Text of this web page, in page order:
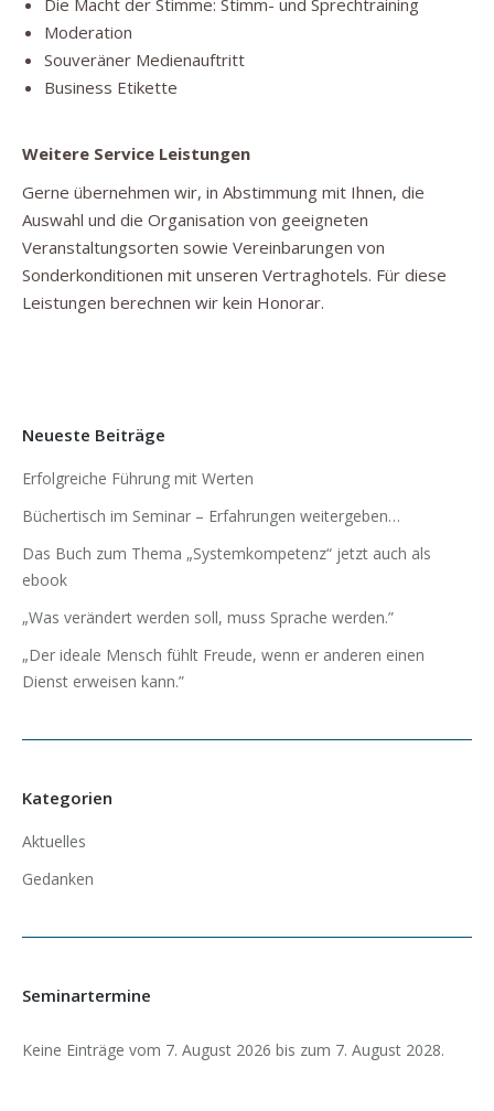
Die Macht der Stimme: Stimm- und Sprechtraining
Moderation
Souveräner Medienauftritt
Business Etikette
Weitere Service Leistungen
Gerne übernehmen wir, in Abstimmung mit Ihnen, die
Auswahl und die Organisation von geeigneten
Veranstaltungsorten sowie Vereinbarungen von
Sonderkonditionen mit unseren Vertraghotels. Für diese
Leistungen berechnen wir kein Honorar.
Neueste Beiträge
Erfolgreiche Führung mit Werten
Büchertisch im Seminar – Erfahrungen weitergeben…
Das Buch zum Thema „Systemkompetenz“ jetzt auch als
ebook
„Was verändert werden soll, muss Sprache werden.”
„Der ideale Mensch fühlt Freude, wenn er anderen einen
Dienst erweisen kann.”
Kategorien
Aktuelles
Gedanken
Seminartermine
Keine Einträge vom 7. August 2026 bis zum 7. August 2028.